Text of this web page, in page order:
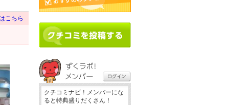
こちら
クチコミナビ！メンバーにな
ると特典盛りだくさん！